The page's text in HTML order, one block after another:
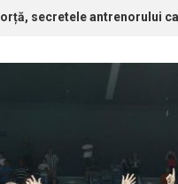
secretele antrenorului